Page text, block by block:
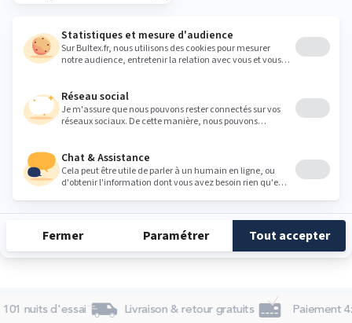
Mardi 10:00 - 12:00 14:00 - 19:00
10:00 - 12:00 14:00 - 19:00
Samedi
Dimanche Fermé
101 nuits d'essai Livraison & retour gratuits Paiement